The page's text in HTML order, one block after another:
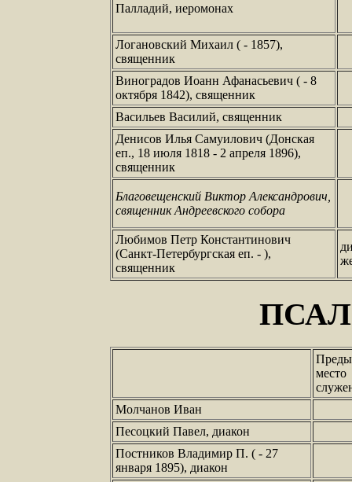
Палладий, иеромонах
Логановский Михаил ( - 1857),
священник
Виноградов Иоанн Афанасьевич ( - 8
октября 1842), священник
Васильев Василий, священник
Денисов Илья Самуилович (Донская
еп., 18 июля 1818 - 2 апреля 1896),
священник
Благовещенский Виктор Александрович,
священник Андреевского собора
Любимов Петр Константинович
(Санкт-Петербургская еп. - ),
священник
место
Молчанов Иван
Песоцкий Павел, диакон
Постников Владимир П. ( - 27
января 1895), диакон